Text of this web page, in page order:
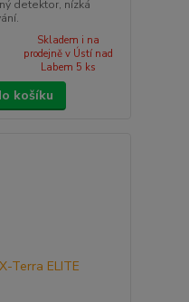
detektor, nízká
Skladem i na
prodejně v Ústí nad
Labem 5 ks
košíku